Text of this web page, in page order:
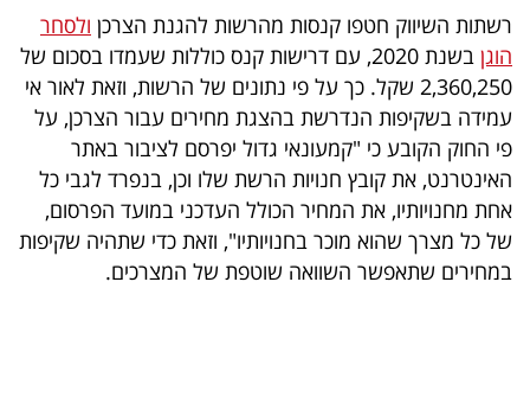
עסקי
ספורט
קריירה
ולימודים
מינויים
רייטינג
רשתות השיווק חטפו קנסות מהרשות להגנת הצרכן ולסחר
הוגן
בשנת 2020, עם דרישות קנס כוללות שעמדו בסכום של
2,360,250 שקל. כך על פי נתונים של הרשות, וזאת לאור אי
עמידה בשקיפות הנדרשת בהצגת מחירים עבור הצרכן, על
פי החוק הקובע כי "קמעונאי גדול יפרסם לציבור באתר
האינטרנט, את קובץ חנויות הרשת שלו וכן, בנפרד לגבי כל
אחת מחנויותיו, את המחיר הכולל העדכני במועד הפרסום,
של כל מצרך שהוא מוכר בחנויותיו", וזאת כדי שתהיה שקיפות
במחירים שתאפשר השוואה שוטפת של המצרכים.